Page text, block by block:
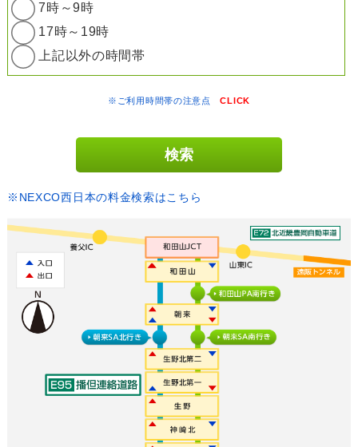
7時～9時
17時～19時
上記以外の時間帯
※ご利用時間帯の注意点CLICK
※NEXCO西日本の料金検索はこちら